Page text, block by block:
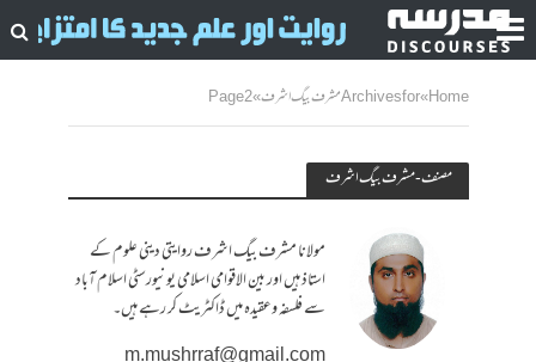
Home
»Archives for مشرف بیگ اشرف »
Page 2
مصنف - مشرف بیگ اشرف
مولانا مشرف بیگ اشرف روایتی دینی علوم کے
استاذ ہیں اور بین الاقوامی اسلامی یونیورسٹی اسلام آباد
سے فلسفہ وعقیدہ میں ڈاکٹریٹ کر رہے ہیں۔